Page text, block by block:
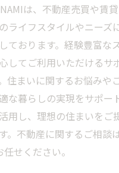
は、不動産売買や賃
ライフスタイルやニーズ
ております。経験豊富な
してご利用いただけるサ
住まいに関するお悩みや
な暮らしの実現をサポー
用し、理想の住まいをご
。不動産に関するご相談
せください。